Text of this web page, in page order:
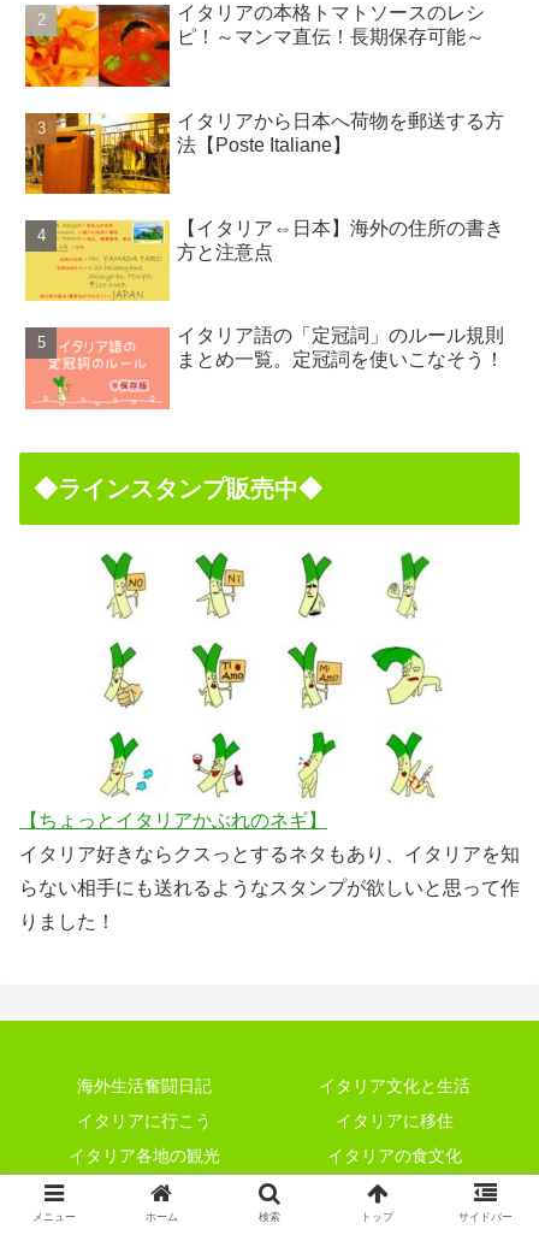
イタリアの本格トマトソースのレシ
ピ！～マンマ直伝！長期保存可能～
イタリアから日本へ荷物を郵送する方
法【Poste Italiane】
【イタリア⇔日本】海外の住所の書き
方と注意点
イタリア語の「定冠詞」のルール規則
まとめ一覧。定冠詞を使いこなそう！
◆ラインスタンプ販売中◆
【ちょっとイタリアかぶれのネギ】
イタリア好きならクスっとするネタもあり、イタリアを知
らない相手にも送れるようなスタンプが欲しいと思って作
りました！
海外生活奮闘日記
イタリア文化と生活
イタリアに行こう
イタリアに移住
イタリア各地の観光
イタリアの食文化
イタリア語
料理・レシピ
イタリアで結婚
私という人物
メニュー ホーム 検索 トップ サイドバー